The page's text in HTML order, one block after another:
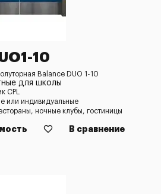
10
Balance DUO 1-10
для школы
CPL
или индивидуальные
ночные клубы, гостиницы
В сравнение